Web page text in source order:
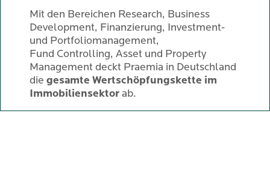
Mit den Bereichen Research, Business
Development, Finanzierung, Investment-
und Portfoliomanagement,
Fund Controlling, Asset und Property
Management deckt Praemia in Deutschland
die gesamte Wertschöpfungskette im
Immobiliensektor ab.